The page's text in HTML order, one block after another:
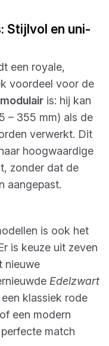
Stijlvol en uni-
een royale,
voordeel voor de
is: hij kan
– 355 mm) als de
verwerkt. Dit
hoogwaardige
zonder dat de
aangepast.
is ook het
is keuze uit zeven
nieuwe
Edelzwart
klassiek rode
een modern
match